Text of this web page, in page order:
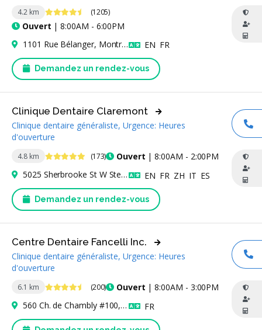
4.2 km 4.5 étoiles (1205)
Ouvert | 8:00AM - 6:00PM
Demandez un rendez-vous
1101 Rue Bélanger, Montréal, QC H2S 1H6, Canada EN Anglais
FR
4.8 km 4.8 étoiles (173) Ouvert | 8:00AM - 2:00PM
Clinique Dentaire Claremont
Clinique dentaire généraliste, Urgence: Heures
d'ouverture
Demandez un rendez-vous
5025 Sherbrooke St W Ste 525, Westmount, QC H4A 1S9, Canada EN Anglais
FR Français
ZH Chinois
IT Italien
ES Espagnol
6.1 km 4.6 étoiles (200) Ouvert | 8:00AM - 3:00PM
Centre Dentaire Fancelli Inc.
Clinique dentaire généraliste, Urgence: Heures
d'ouverture
560 Ch. de Chambly #100, Longueuil, QC J4H 3L8, Canada FR